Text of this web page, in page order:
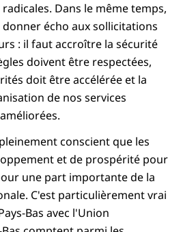
Dans le même temps,
écho aux sollicitations
: il faut accroître la sécurité
doivent être respectées,
doit être accélérée et la
de nos services
conscient que les
et de prospérité pour
une part importante de la
C'est particulièrement vrai
Bas avec l'Union